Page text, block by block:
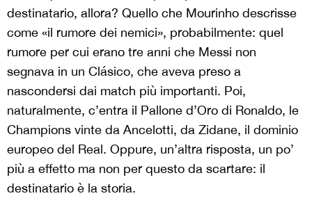
destinatario, allora? Quello che Mourinho descrisse
come «il rumore dei nemici», probabilmente: quel
rumore per cui erano tre anni che Messi non
segnava in un Clásico, che aveva preso a
nascondersi dai match più importanti. Poi,
naturalmente, c’entra il Pallone d’Oro di Ronaldo, le
Champions vinte da Ancelotti, da Zidane, il dominio
europeo del Real. Oppure, un’altra risposta, un po’
più a effetto ma non per questo da scartare: il
destinatario è la storia.